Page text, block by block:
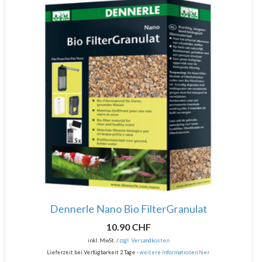
Dennerle Nano Bio FilterGranulat
10.90 CHF
inkl. MwSt. /zzgl. Versandkosten
Lieferzeit bei Verfügbarkeit 2 Tage -weitere Informationen hier